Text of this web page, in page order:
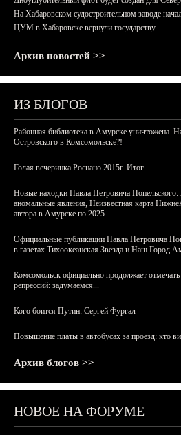
На Хабаровском судостроительном заводе
ЦУМ в Хабаровске вернули государству
Архив новостей >>
ИЗ БЛОГОВ
Районная библиотека в Амурске уничтожена.
Островского в Комсомольске?!
Голая вечеринка Роснано 2015г. Итог.
Новые находки Павла Петровича
аномальные явления, Неизвестная карта
автора в Амурске по 2025
Официальные публикации Павла Петровича
в газетах Тихоокеанская Звезда и Наш Город
Комсомольск официально продолжает
репрессий: задумаемся...
Кого боится Путин: Сергей Фургал
Повышение платы в автобусах за проезд: кто
Архив блогов >>
НОВОЕ НА ФОРУМЕ